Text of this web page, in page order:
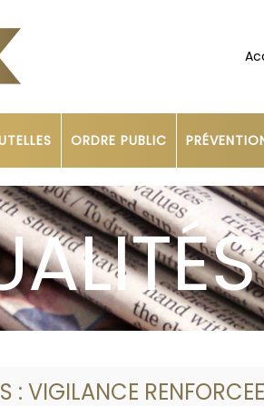
ORDRE PUBLIC
: VIGILANCE